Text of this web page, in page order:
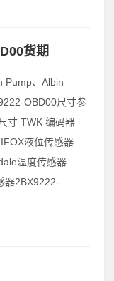
货期
Pump、Albin
OBD00尺寸参
寸 TWK 编码器
液位传感器
温度传感器
器2BX9222-